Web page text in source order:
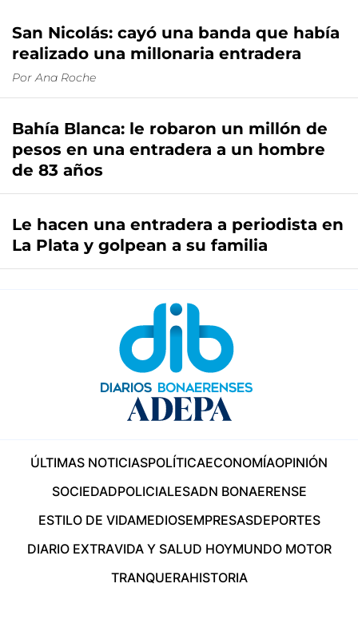
San Nicolás: cayó una banda que había
realizado una millonaria entradera
Por Ana Roche
Bahía Blanca: le robaron un millón de
pesos en una entradera a un hombre
de 83 años
Le hacen una entradera a periodista en
La Plata y golpean a su familia
ÚLTIMAS NOTICIASPOLÍTICAECONOMÍAOPINIÓN
SOCIEDADPOLICIALESADN BONAERENSE
ESTILO DE VIDAMEDIOSEMPRESASDEPORTES
DIARIO EXTRAVIDA Y SALUD HOYMUNDO MOTOR
TRANQUERAHISTORIA